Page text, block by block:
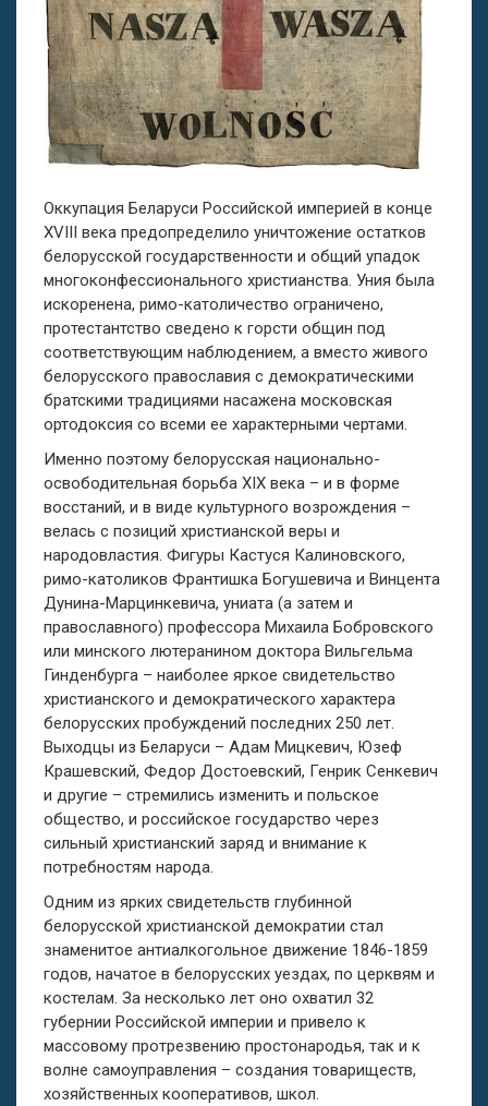
Оккупация Беларуси Российской империей в конце
ХVIII века предопределило уничтожение остатков
белорусской государственности и общий упадок
многоконфессионального христианства. Уния была
искоренена, римо-католичество ограничено,
протестантство сведено к горсти общин под
соответствующим наблюдением, а вместо живого
белорусского православия с демократическими
братскими традициями насажена московская
ортодоксия со всеми ее характерными чертами.
Именно поэтому белорусская национально-
освободительная борьба XIX века – и в форме
восстаний, и в виде культурного возрождения –
велась с позиций христианской веры и
народовластия. Фигуры Кастуся Калиновского,
римо-католиков Франтишка Богушевича и Винцента
Дунина-Марцинкевича, униата (а затем и
православного) профессора Михаила Бобровского
или минского лютеранином доктора Вильгельма
Гинденбургa – наиболее яркое свидетельство
христианского и демократического характера
белорусских пробуждений последних 250 лет.
Выходцы из Беларуси – Адам Мицкевич, Юзеф
Крашевский, Федор Достоевский, Генрик Сенкевич
и другие – стремились изменить и польское
общество, и российское государство через
сильный христианский заряд и внимание к
потребностям народа.
Одним из ярких свидетельств глубинной
белорусской христианской демократии стал
знаменитое антиалкогольное движение 1846-1859
годов, начатое в белорусских уездах, по церквям и
костелам. За несколько лет оно охватил 32
губернии Российской империи и привело к
массовому протрезвению простонародья, так и к
волне самоуправления – создания товариществ,
хозяйственных кооперативов, школ.